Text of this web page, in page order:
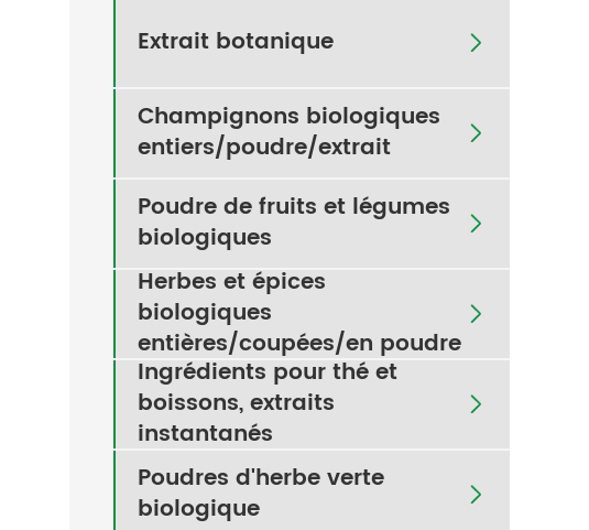
Extrait botanique 
Champignons biologiques
entiers/poudre/extrait

Poudre de fruits et légumes
biologiques

Herbes et épices
biologiques
entières/coupées/en poudre

Ingrédients pour thé et
boissons, extraits
instantanés

Poudres d'herbe verte
biologique
